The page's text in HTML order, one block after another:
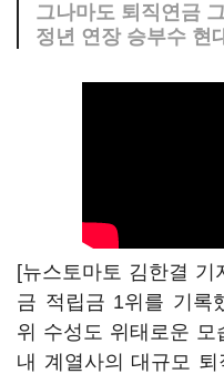
그나마도 퇴직연금
정년 연장 승부수 현
[뉴스토마토 김한결 기
금 적립금 1위를 기록
위 수성도 위태로운 모
내 계열사의 대규모